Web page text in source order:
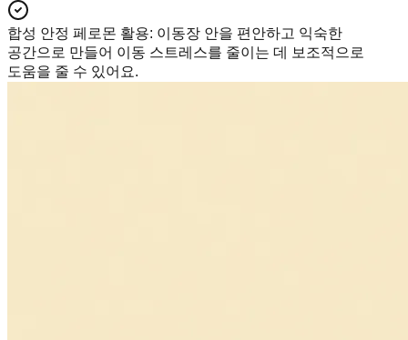
합성 안정 페로몬 활용: 이동장 안을 편안하고 익숙한
공간으로 만들어 이동 스트레스를 줄이는 데 보조적으로
도움을 줄 수 있어요.